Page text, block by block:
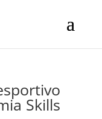
Skills